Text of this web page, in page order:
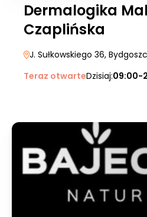
Dermalogika
Czaplińska
J. Sułkowskiego 36,
Teraz otwarteDzisiaj:09:00-